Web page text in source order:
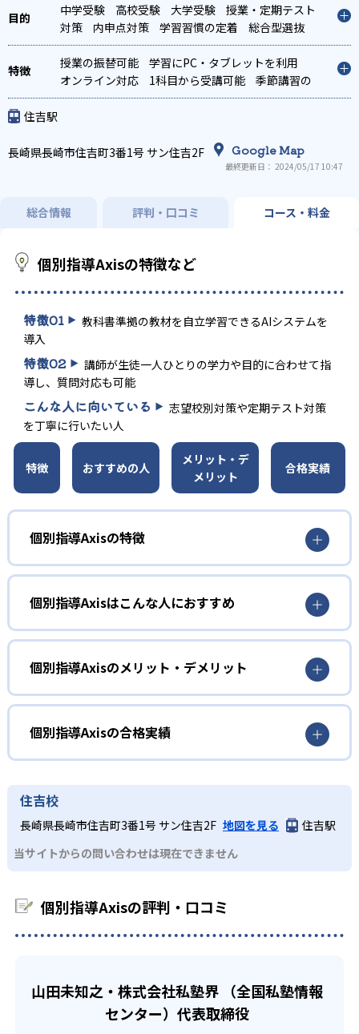
中学受験 高校受験 大学受験
授業・定期テスト
対策
内申点対策 学習習慣の定着
総合型選抜
(旧AO)対策
推薦入試対策 学校別特化対策
各種
検定対策
授業の振替可能
学習にPC・タブレットを利用
オンライン対応
1科目から受講可能
季節講習の
みの受講可
住吉駅
長崎県長崎市住吉町3番1号 サン住吉2F Google Map
最終更新日： 2024/05/17 10:47
総合情報 評判・口コミ コース・料金
個別指導Axisの特徴など
特徴01
教科書準拠の教材を自立学習できるAIシステムを
導入
特徴02
講師が生徒一人ひとりの学力や目的に合わせて指
導し、質問対応も可能
こんな人に向いている
志望校別対策や定期テスト対策
を丁寧に行いたい人
特徴 おすすめの人
メリット・デ
メリット
合格実績
個別指導Axisの特徴
AI教材と個別指導で自立学習力アップ
個別指導Axisでは中学生向けのAI教材を導入している。教
科書準拠の教材に基づいて自立学習ができる仕組みだ。解
説映像を見るだけでなく、定期テストや演習問題への取り
組みも可能。わからないところがあれば、講師による質問
対応を受けられる。
個別指導Axisはこんな人におすすめ
個別の入試対策や定期テスト対策をしたい人
成績アップに役立つ学習プログラムを提供
個別指導Axisでは、「自習支援プログラム」や「定期試験
対策プログラム」を提供している。志望校や時期に応じて
最適な教材を知ったり、成績上位者の定期テスト対策法を
個別指導Axisのメリット・デメリット
どんなメリットがある？
個別指導Axisでは、学習を支えるさまざまなプログラムを
利用できる。日々の学習や定期テスト対策、入試対策を効
率よく進める際に役立つ。
個別指導Axisでは、幅広い学年や科目に対応している。苦
手科目だけを徹底的に克服したい場合などは、専門性が不
十分だと感じるかもしれない。
個別指導Axisの合格実績
個別指導Axisが公式サイトで公開している合格実績は下記
の通りである。
東京成徳大学中学校 -
海城中学校 -
住吉校
長崎県長崎市住吉町3番1号 サン住吉2F 地図を見る
住吉駅
当サイトからの問い合わせは現在できません
個別指導Axisの評判・口コミ
山田未知之・株式会社私塾界 （全国私塾情報
センター）代表取締役